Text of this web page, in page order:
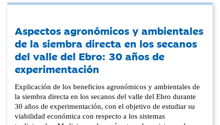
Aspectos agronómicos y ambientales
de la siembra directa en los secanos
del valle del Ebro: 30 años de
experimentación
Explicación de los beneficios agronómicos y ambientales de
la siembra directa en los secanos del valle del Ebro durante
30 años de experimentación, con el objetivo de estudiar su
viabilidad económica con respecto a los sistemas